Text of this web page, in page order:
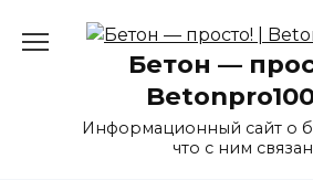
Бетон —
Информационный сайт о
что с ним